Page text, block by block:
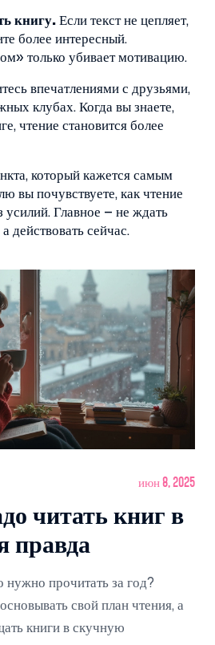
книгу. Если текст не цепляет,
более интересный.
только убивает мотивацию.
впечатлениями с друзьями,
клубах. Когда вы знаете,
чтение становится более
который кажется самым
вы почувствуете, как чтение
усилий. Главное – не ждать
действовать сейчас.
июн 8, 2025
читать книг в
правда
нужно прочитать за год?
свой план чтения, а
книги в скучную